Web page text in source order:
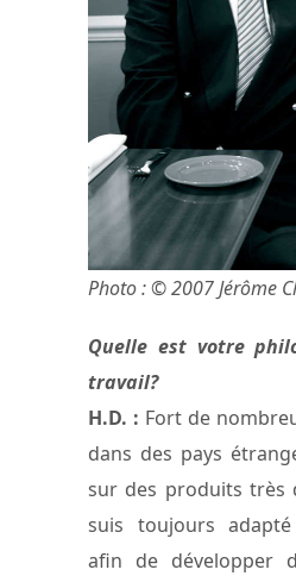
Photo : © 2007 Jérôme
Quelle est votre
travail?
H.D. : Fort de
dans des pays
sur des produits très
suis toujours
afin de développer